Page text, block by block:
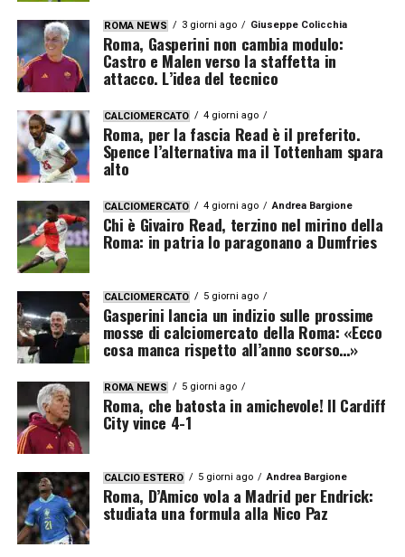
ROMA NEWS 3 giorni ago Giuseppe Colicchia
Roma, Gasperini non cambia modulo:
Castro e Malen verso la staffetta in
attacco. L’idea del tecnico
CALCIOMERCATO 4 giorni ago
Roma, per la fascia Read è il preferito.
Spence l’alternativa ma il Tottenham spara
alto
CALCIOMERCATO 4 giorni ago Andrea Bargione
Chi è Givairo Read, terzino nel mirino della
Roma: in patria lo paragonano a Dumfries
CALCIOMERCATO 5 giorni ago
Gasperini lancia un indizio sulle prossime
mosse di calciomercato della Roma: «Ecco
cosa manca rispetto all’anno scorso…»
ROMA NEWS 5 giorni ago
Roma, che batosta in amichevole! Il Cardiff
City vince 4-1
CALCIO ESTERO 5 giorni ago Andrea Bargione
Roma, D’Amico vola a Madrid per Endrick:
studiata una formula alla Nico Paz